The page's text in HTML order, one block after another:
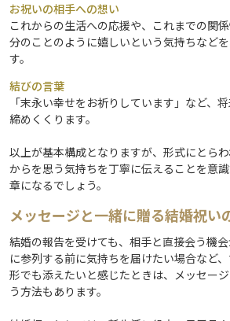
お祝いの相手への想い
これからの生活への応援や、これまでの関
分のことのように嬉しいという気持ちなど
す。
結びの言葉
「末永い幸せをお祈りしています」など、
締めくくります。
以上が基本構成となりますが、形式にとら
からを思う気持ちを丁寧に伝えることを意
章になるでしょう。
メッセージと一緒に贈る結婚祝い
結婚の報告を受けても、相手と直接会う機
に参列する前に気持ちを届けたい場合など
形でも添えたいと感じたときは、メッセー
う方法もあります。